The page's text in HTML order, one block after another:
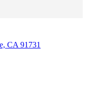
CA 91731